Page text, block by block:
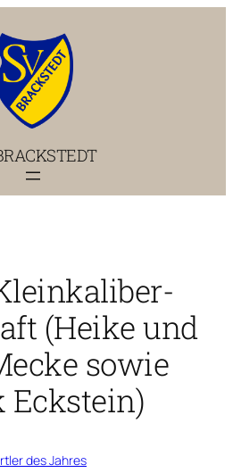
(Heike und
sowie
Eckstein)
des Jahres